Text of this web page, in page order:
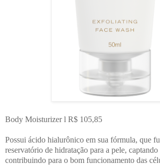
Body Moisturizer l R$ 105,85
Possui ácido hialurônico em sua fórmula, que
reservatório de hidratação para a pele, captando
contribuindo para o bom funcionamento das